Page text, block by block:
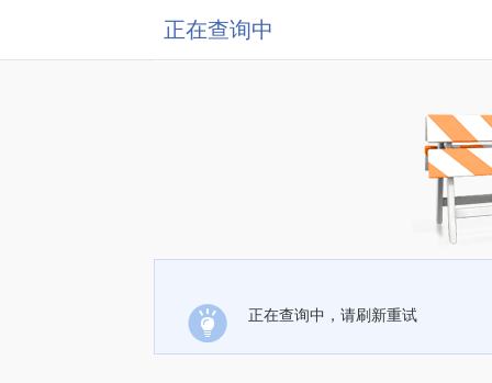
正在查询中
正在查询中，请刷新重试